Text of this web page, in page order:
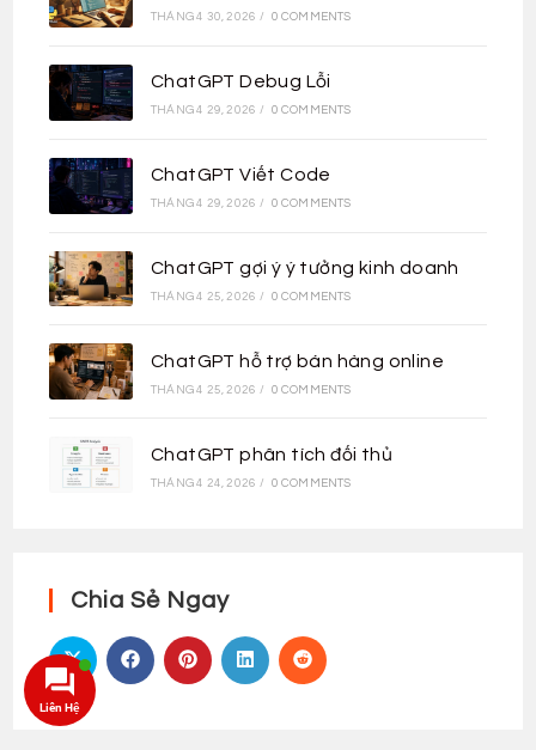
THÁNG 4 30, 2026 / 0 COMMENTS
ChatGPT Debug Lỗi
THÁNG 4 29, 2026 / 0 COMMENTS
ChatGPT Viết Code
THÁNG 4 29, 2026 / 0 COMMENTS
ChatGPT gợi ý ý tưởng kinh doanh
THÁNG 4 25, 2026 / 0 COMMENTS
ChatGPT hỗ trợ bán hàng online
THÁNG 4 25, 2026 / 0 COMMENTS
ChatGPT phân tích đối thủ
THÁNG 4 24, 2026 / 0 COMMENTS
Chia Sẻ Ngay
Liên Hệ